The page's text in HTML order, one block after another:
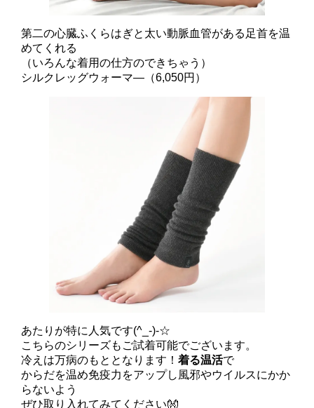
第二の心臓ふくらはぎと太い動脈血管がある足首を温
めてくれる
（いろんな着用の仕方のできちゃう）
シルクレッグウォーマ―（6,050円）
あたりが特に人気です(^_-)-☆
こちらのシリーズもご試着可能でございます。
冷えは万病のもととなります！ 着る温活で
からだを温め免疫力をアップし風邪やウイルスにかか
らないよう
ぜひ取り入れてみてください👐